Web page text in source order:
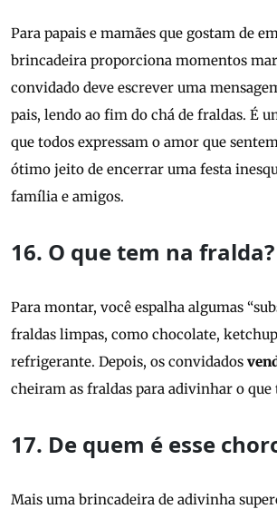
Para papais e mamães que gostam de
brincadeira proporciona momentos
convidado deve escrever uma
pais, lendo ao fim do chá de fraldas. É
que todos expressam o amor que
ótimo jeito de encerrar uma festa
família e amigos.
16. O que tem na fralda?
Para montar, você espalha algumas
fraldas limpas, como chocolate,
refrigerante. Depois, os convidados
cheiram as fraldas para adivinhar o que
17. De quem é esse
Mais uma brincadeira de adivinha